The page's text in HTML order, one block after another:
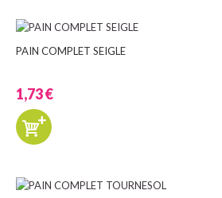
PAIN COMPLET SEIGLE
1,73 €